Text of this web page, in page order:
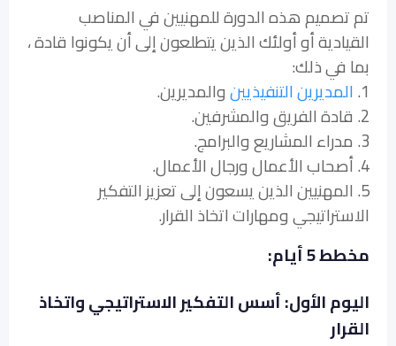
تم تصميم هذه الدورة للمهنيين في المناصب
القيادية أو أولئك الذين يتطلعون إلى أن يكونوا قادة ،
بما في ذلك:
1. المديرين التنفيذيينوالمديرين.
2. قادة الفريق والمشرفين.
3. مدراء المشاريع والبرامج.
4. أصحاب الأعمال ورجال الأعمال.
5. المهنيين الذين يسعون إلى تعزيز التفكير
الاستراتيجي ومهارات اتخاذ القرار.
مخطط 5 أيام:
اليوم الأول: أسس التفكير الاستراتيجي واتخاذ
القرار